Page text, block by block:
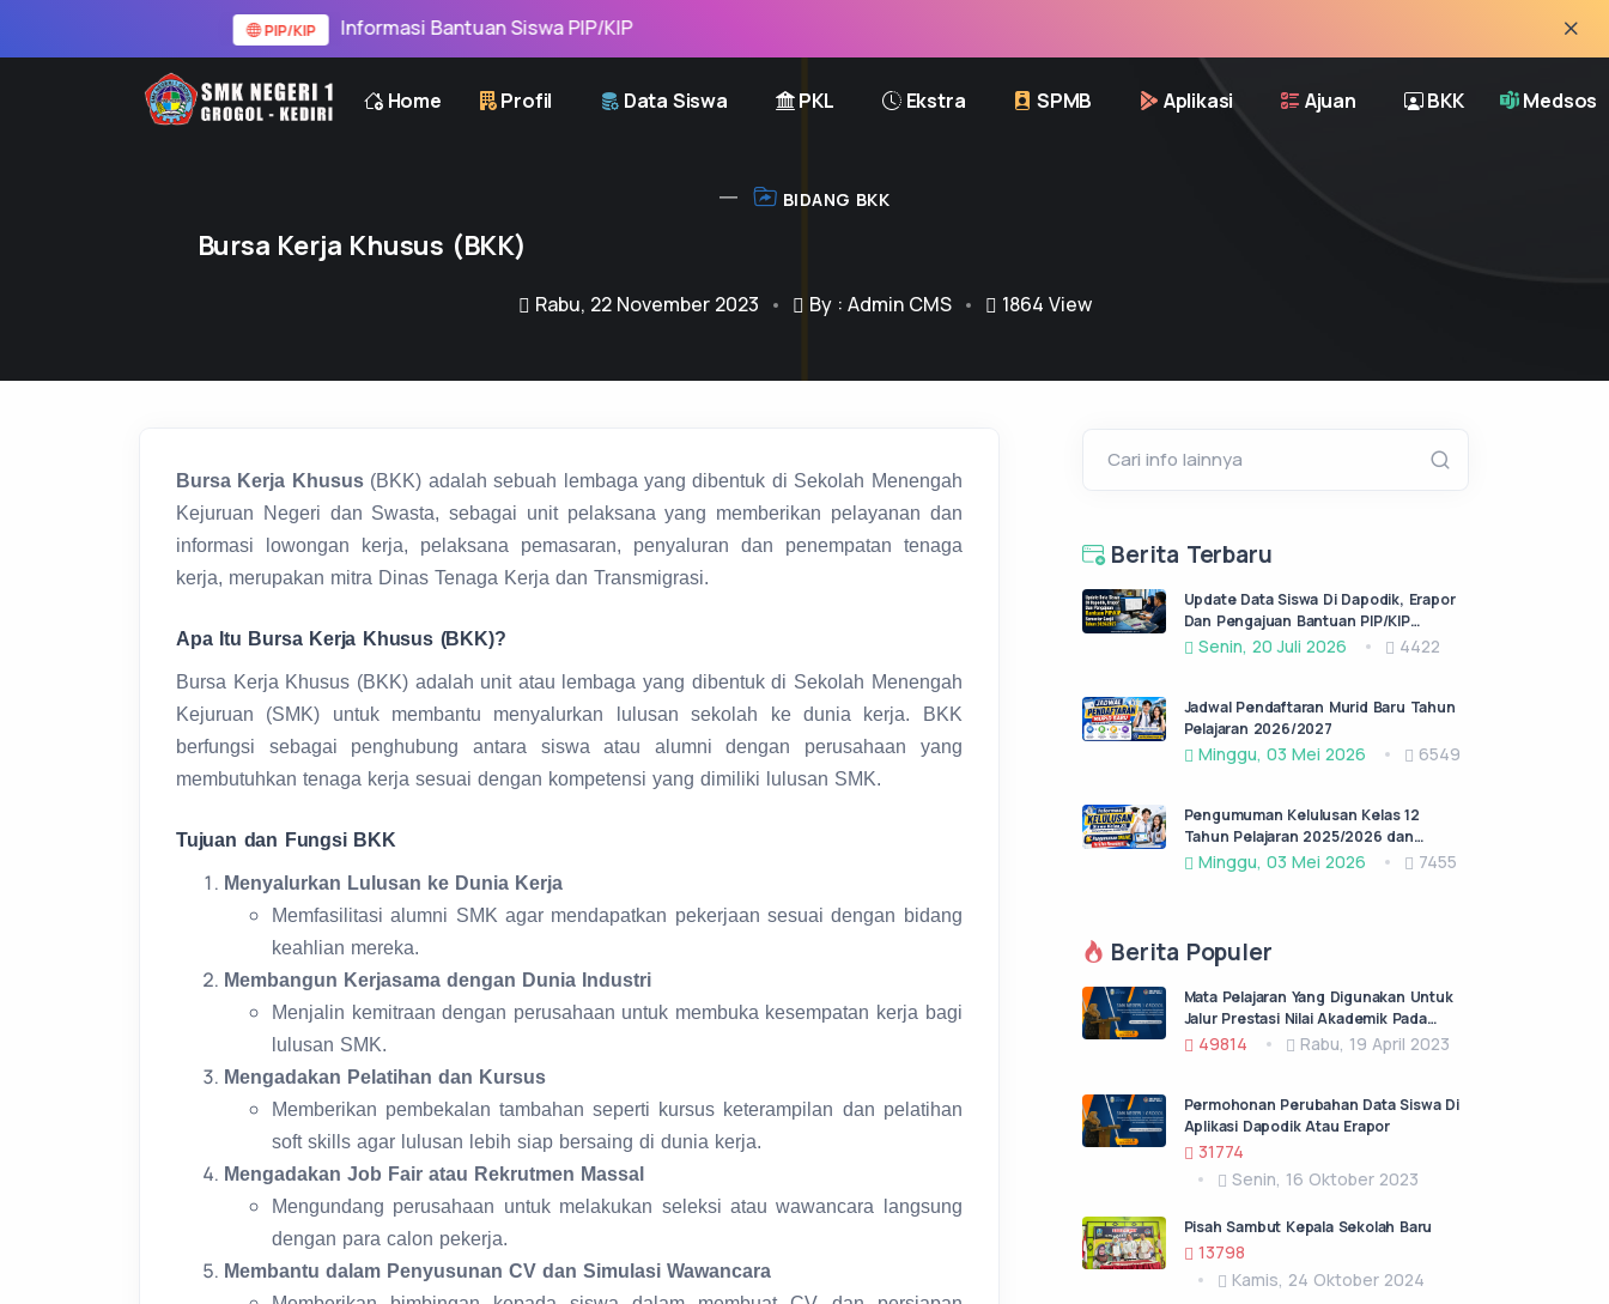
PIP/KIP Informasi Bantuan Siswa PIP/KIP
Home Profil Data Siswa PKL Ekstra SPMB Aplikasi Ajuan BKK Medsos
BIDANG BKK
Bursa Kerja Khusus (BKK)
Rabu, 22 November 2023 By : Admin CMS 1864 View
Bursa Kerja Khusus(BKK) adalah sebuah lembaga yang dibentuk di Sekolah Menengah
Kejuruan Negeri dan Swasta, sebagai unit pelaksana yang memberikan pelayanan dan
informasi lowongan kerja, pelaksana pemasaran, penyaluran dan penempatan tenaga
kerja, merupakan mitra Dinas Tenaga Kerja dan Transmigrasi.
Apa Itu Bursa Kerja Khusus (BKK)?
Bursa Kerja Khusus (BKK) adalah unit atau lembaga yang dibentuk di Sekolah Menengah
Kejuruan (SMK) untuk membantu menyalurkan lulusan sekolah ke dunia kerja. BKK
berfungsi sebagai penghubung antara siswa atau alumni dengan perusahaan yang
membutuhkan tenaga kerja sesuai dengan kompetensi yang dimiliki lulusan SMK.
Tujuan dan Fungsi BKK
Menyalurkan Lulusan ke Dunia Kerja
Memfasilitasi alumni SMK agar mendapatkan pekerjaan sesuai dengan bidang
keahlian mereka.
Membangun Kerjasama dengan Dunia Industri
Menjalin kemitraan dengan perusahaan untuk membuka kesempatan kerja bagi
lulusan SMK.
Mengadakan Pelatihan dan Kursus
Memberikan pembekalan tambahan seperti kursus keterampilan dan pelatihan
soft skills agar lulusan lebih siap bersaing di dunia kerja.
Mengadakan Job Fair atau Rekrutmen Massal
Mengundang perusahaan untuk melakukan seleksi atau wawancara langsung
dengan para calon pekerja.
Membantu dalam Penyusunan CV dan Simulasi Wawancara
Cari info lainnya
Berita Terbaru
Update Data Siswa Di Dapodik, Erapor
Dan Pengajuan Bantuan PIP/KIP
Semester Ganjil Tahun 2026/2027
Senin, 20 Juli 2026 4422
Jadwal Pendaftaran Murid Baru Tahun
Pelajaran 2026/2027
Minggu, 03 Mei 2026 6549
Pengumuman Kelulusan Kelas 12
Tahun Pelajaran 2025/2026 dan
Permohonan Surat Keterangan lulus
Minggu, 03 Mei 2026 7455
Berita Populer
Mata Pelajaran Yang Digunakan Untuk
Jalur Prestasi Nilai Akademik Pada
PPDB Jatim Jenjang SMA/SMK Negeri
49814 Rabu, 19 April 2023
Permohonan Perubahan Data Siswa Di
Aplikasi Dapodik Atau Erapor
31774
Senin, 16 Oktober 2023
Pisah Sambut Kepala Sekolah Baru
13798
Kamis, 24 Oktober 2024